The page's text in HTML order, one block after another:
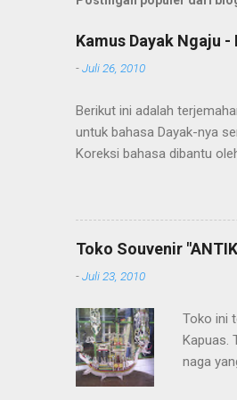
Kamus Dayak Ngaju -
-Juli 26, 2010
Berikut ini adalah
untuk bahasa Dayak-nya
Koreksi bahasa dibantu
Toko Souvenir
-Juli 23, 2010
Toko ini
Kapuas.
naga